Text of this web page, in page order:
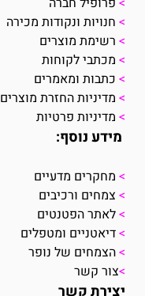
> חנויות ונקודות מכירה
> רשימת מוצרים
> מכתבי לקוחות
> כתבות ומאמרים
> מדיניות החזרת מוצרים
> מדיניות פרטיות
מידע נוסף:
> מחקרים מדעיים
> צמחים ורכיבים
>לאתר הפטנטים
>דיאטניים ומטפלים
>הצמחים של נופר
>צור קשר
יצירת קשר